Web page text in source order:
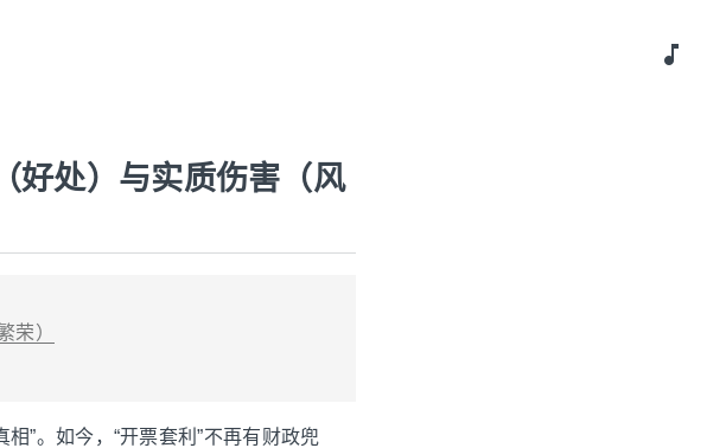
music_note
好处）与实质伤害（风
荣）
”。如今，“开票套利”不再有财政兜